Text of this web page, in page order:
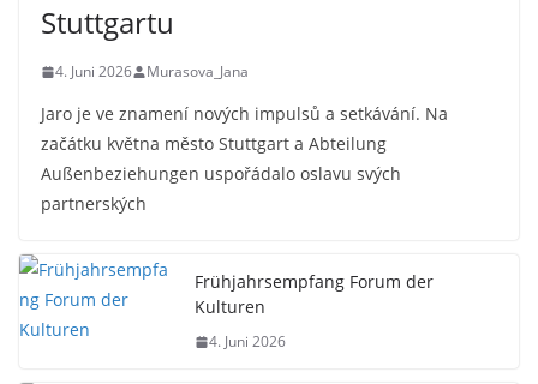
Stuttgartu
4. Juni 2026 Murasova_Jana
Jaro je ve znamení nových impulsů a setkávání. Na
začátku května město Stuttgart a Abteilung
Außenbeziehungen uspořádalo oslavu svých
partnerských
Frühjahrsempfang Forum der
Kulturen
4. Juni 2026